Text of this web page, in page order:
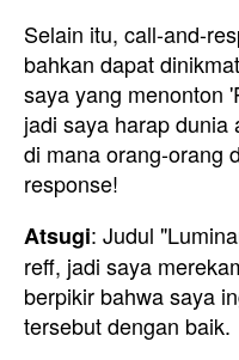
Selain itu, call-and-
bahkan dapat
saya yang menonton
jadi saya harap
di mana orang-orang
response!
Atsugi: Judul
reff, jadi saya
berpikir bahwa saya
tersebut dengan baik.